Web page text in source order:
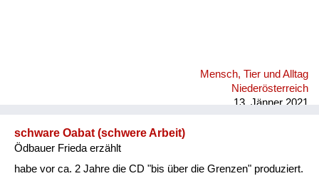
Mensch, Tier und Alltag
Niederösterreich
13. Jänner 2021
schware Oabat (schwere Arbeit)
Ödbauer Frieda erzählt
habe vor ca. 2 Jahre die CD "bis über die Grenzen" produziert.